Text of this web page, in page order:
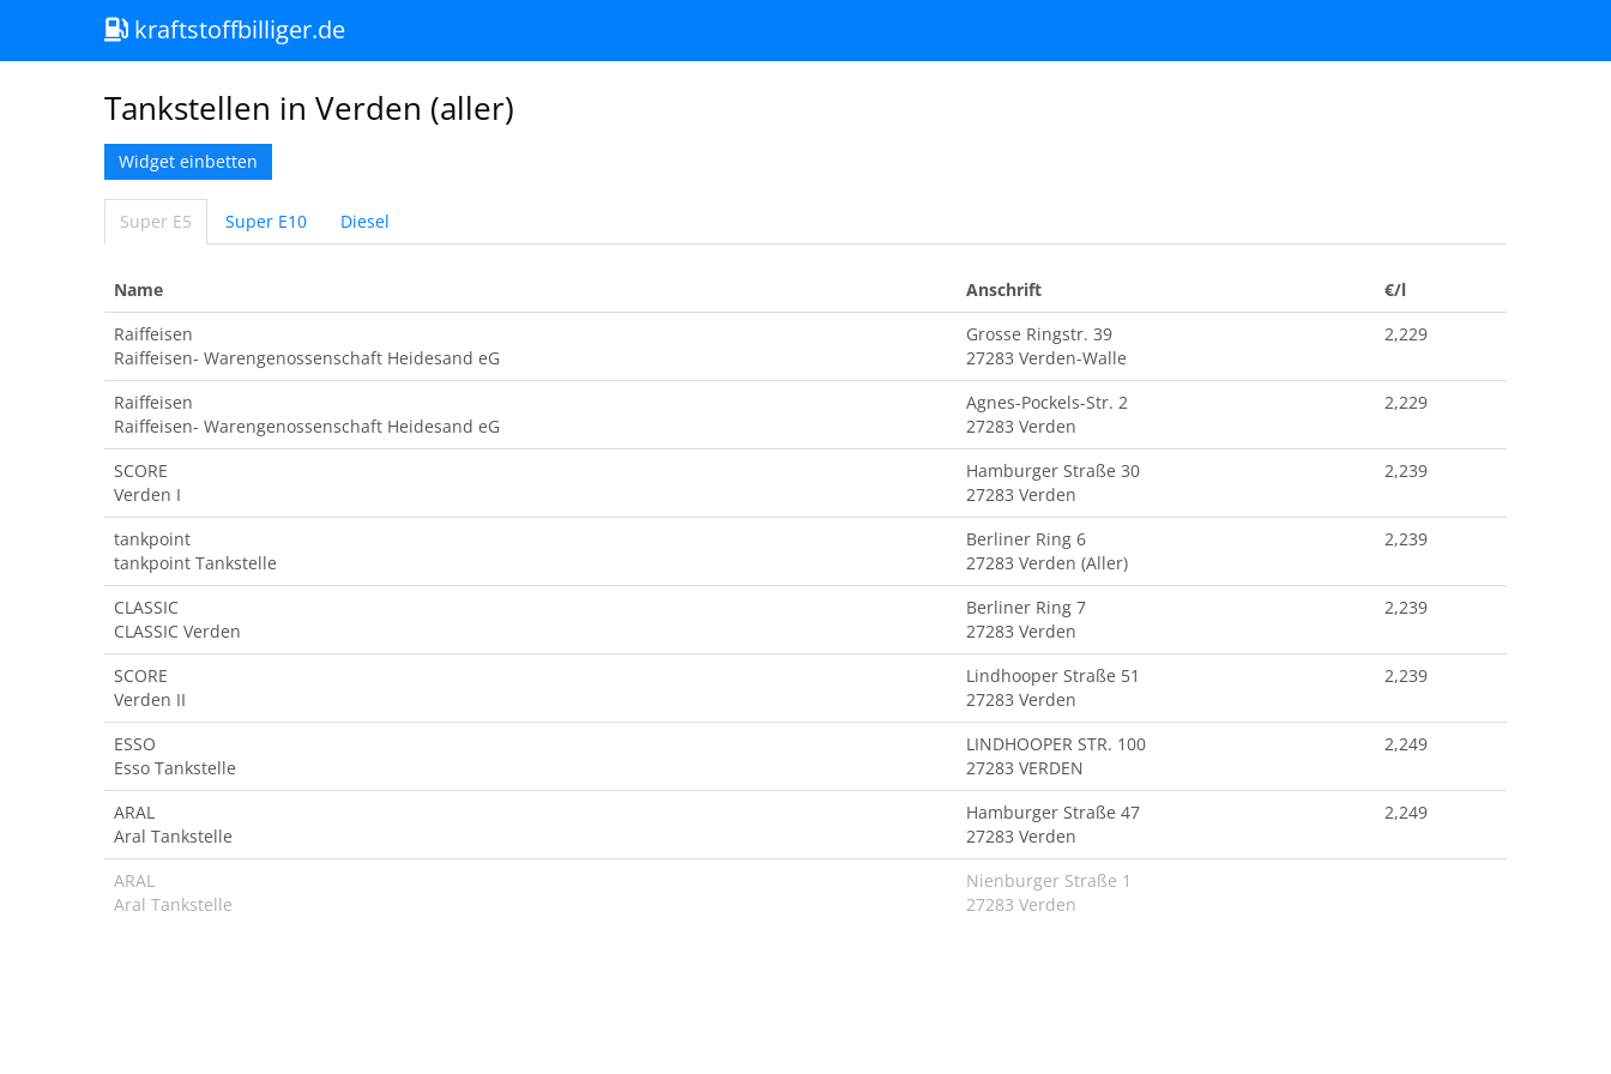
kraftstoffbilliger.de
Tankstellen in Verden (aller)
Widget einbetten
Super E5 Super E10 Diesel
Name Anschrift
€/l
Raiffeisen
Raiffeisen- Warengenossenschaft Heidesand eG
Grosse Ringstr. 39
27283 Verden-Walle
2,229
Raiffeisen
Raiffeisen- Warengenossenschaft Heidesand eG
Agnes-Pockels-Str. 2
27283 Verden
2,229
SCORE
Verden I
Hamburger Straße 30
27283 Verden
2,239
tankpoint
tankpoint Tankstelle
Berliner Ring 6
27283 Verden (Aller)
2,239
CLASSIC
CLASSIC Verden
Berliner Ring 7
27283 Verden
2,239
SCORE
Verden II
Lindhooper Straße 51
27283 Verden
2,239
ESSO
Esso Tankstelle
LINDHOOPER STR. 100
27283 VERDEN
2,249
ARAL
Aral Tankstelle
Hamburger Straße 47
27283 Verden
2,249
ARAL
Aral Tankstelle
Nienburger Straße 1
27283 Verden